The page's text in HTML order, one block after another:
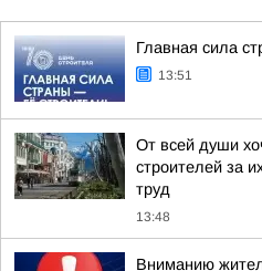
Главная сила
13:51
От всей души
строителей за
труд
13:48
Вниманию